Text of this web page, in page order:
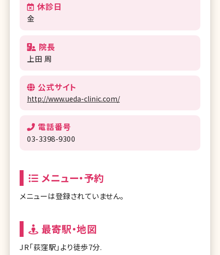
休診日
金
院長
上田 周
公式サイト
http://www.ueda-clinic.com/
電話番号
03-3398-9300
メニュー・予約
メニューは登録されていません。
最寄駅・地図
JR「荻窪駅」より徒歩7分.